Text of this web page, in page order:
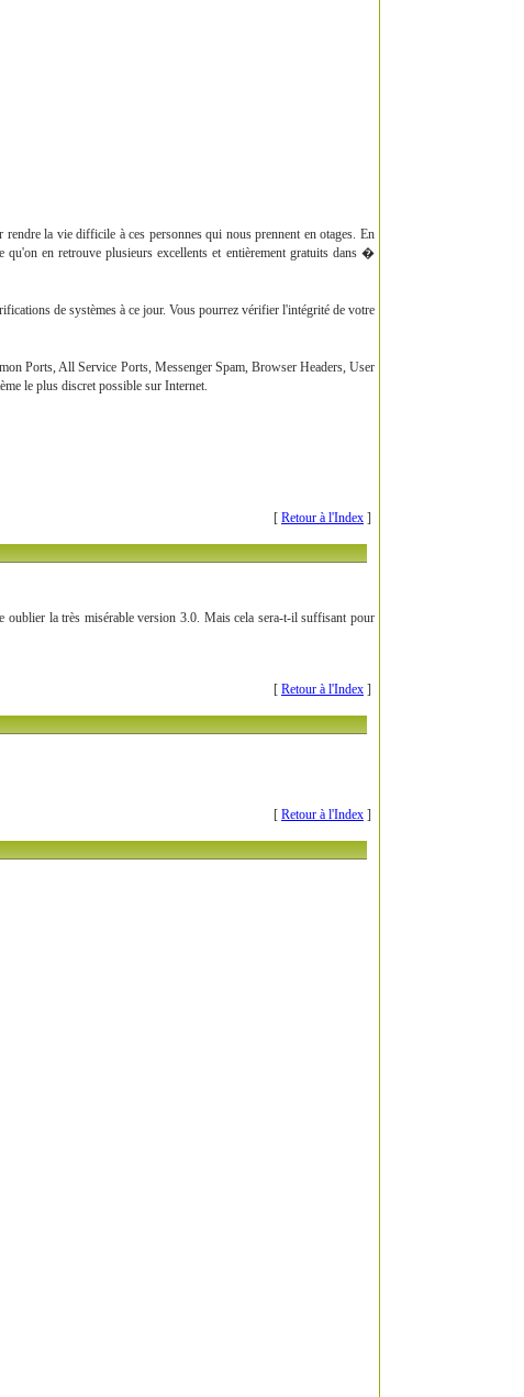
la vie difficile à ces personnes qui nous prennent en otages. En
en retrouve plusieurs excellents et entièrement gratuits dans �
de systèmes à ce jour. Vous pourrez vérifier l'intégrité de votre
Ports, All Service Ports, Messenger Spam, Browser Headers, User
le plus discret possible sur Internet.
[ Retour à l'Index ]
la très misérable version 3.0. Mais cela sera-t-il suffisant pour
[ Retour à l'Index ]
[ Retour à l'Index ]